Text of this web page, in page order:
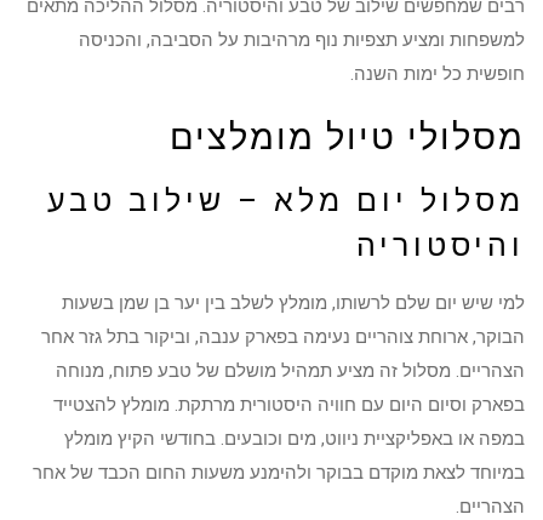
רבים שמחפשים שילוב של טבע והיסטוריה. מסלול ההליכה מתאים
למשפחות ומציע תצפיות נוף מרהיבות על הסביבה, והכניסה
חופשית כל ימות השנה.
מסלולי טיול מומלצים
מסלול יום מלא – שילוב טבע
והיסטוריה
למי שיש יום שלם לרשותו, מומלץ לשלב בין יער בן שמן בשעות
הבוקר, ארוחת צוהריים נעימה בפארק ענבה, וביקור בתל גזר אחר
הצהריים. מסלול זה מציע תמהיל מושלם של טבע פתוח, מנוחה
בפארק וסיום היום עם חוויה היסטורית מרתקת. מומלץ להצטייד
במפה או באפליקציית ניווט, מים וכובעים. בחודשי הקיץ מומלץ
במיוחד לצאת מוקדם בבוקר ולהימנע משעות החום הכבד של אחר
הצהריים.